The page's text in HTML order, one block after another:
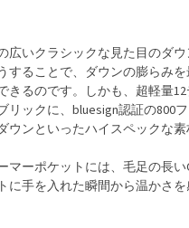
広いクラシックな見た目のダ
することで、ダウンの膨らみ
きるのです。しかも、超軽量
リックに、bluesign認証の800
ウンといったハイスペックな
マーポケットには、毛足の長
に手を入れた瞬間から温かさを